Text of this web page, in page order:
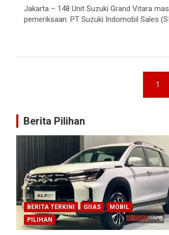
Jakarta – 148 Unit Suzuki Grand Vitara
pemeriksaan. PT Suzuki Indomobil Sales
1
Berita Pilihan
BERITA TERKINI GIIAS
MOBIL
PILIHAN